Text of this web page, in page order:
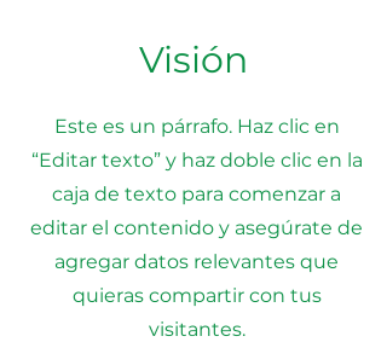
Visión
Este es un párrafo. Haz clic en
“Editar texto” y haz doble clic en la
caja de texto para comenzar a
editar el contenido y asegúrate de
agregar datos relevantes que
quieras compartir con tus
visitantes.